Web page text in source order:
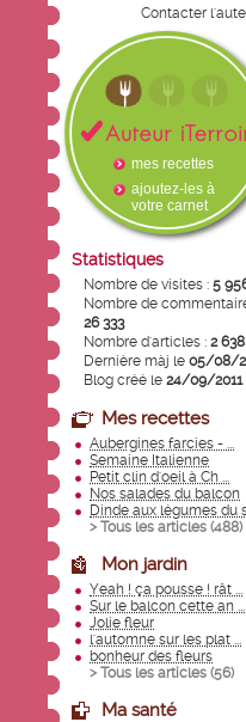
Contacter
mes recettes
ajoutez-les à
votre carnet
Statistiques
Nombre de visites : 5
Nombre de
26 333
Nombre d'articles : 2 638
Dernière màj le 05/08/
Blog créé le 24/09/2011
Mes recettes
Aubergines farcies - ...
Semaine Italienne
Petit clin d'oeil à Ch ...
Nos salades du balcon
Dinde aux légumes du s
> Tous les articles (488)
Mon jardin
Yeah ! ça pousse ! rât ...
Sur le balcon cette an ...
Jolie fleur
l'automne sur les plat ...
bonheur des fleurs
> Tous les articles (56)
Ma santé